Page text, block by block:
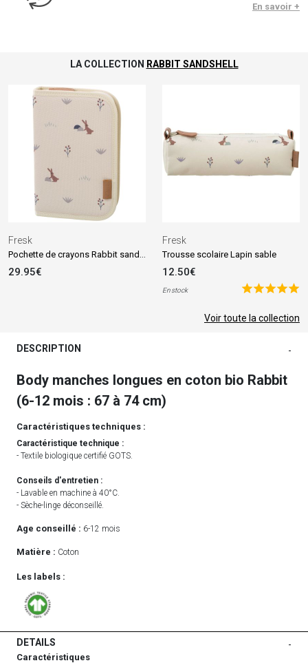
En savoir +
LA COLLECTION RABBIT SANDSHELL
Fresk
29.95€
Fresk
Trousse scolaire Lapin sable
12.50€
En stock
Voir toute la collection
DESCRIPTION -
Body manches longues en coton bio Rabbit
(6-12 mois : 67 à 74 cm)
Caractéristiques techniques :
Caractéristique technique :
- Textile biologique certifié GOTS.
Conseils d'entretien :
- Lavable en machine à 40°C.
- Sèche-linge déconseillé.
Age conseillé : 6-12 mois
Matière : Coton
Les labels :
DETAILS -
Caractéristiques